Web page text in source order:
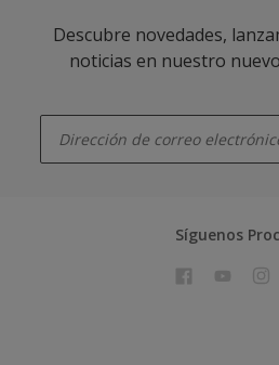
Descubre novedades,
noticias en nuestro
Síguenos